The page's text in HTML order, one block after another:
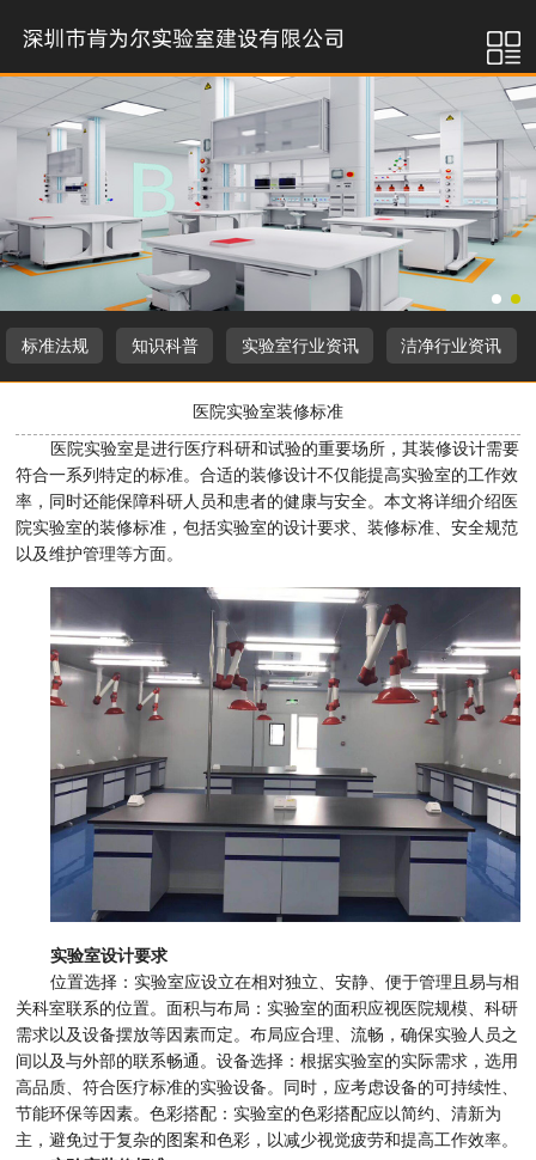
标准法规 知识科普 实验室行业资讯 洁净行业资讯
医院实验室装修标准
医院实验室是进行医疗科研和试验的重要场所，其装修设计需要
符合一系列特定的标准。合适的装修设计不仅能提高实验室的工作效
率，同时还能保障科研人员和患者的健康与安全。本文将详细介绍医
院实验室的装修标准，包括实验室的设计要求、装修标准、安全规范
以及维护管理等方面。
实验室设计要求
位置选择：实验室应设立在相对独立、安静、便于管理且易与相
关科室联系的位置。面积与布局：实验室的面积应视医院规模、科研
需求以及设备摆放等因素而定。布局应合理、流畅，确保实验人员之
间以及与外部的联系畅通。设备选择：根据实验室的实际需求，选用
高品质、符合医疗标准的实验设备。同时，应考虑设备的可持续性、
节能环保等因素。色彩搭配：实验室的色彩搭配应以简约、清新为
主，避免过于复杂的图案和色彩，以减少视觉疲劳和提高工作效率。